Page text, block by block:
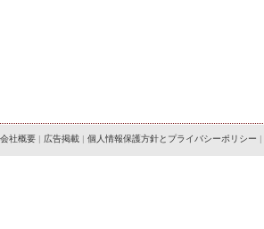
会社概要 | 広告掲載 | 個人情報保護方針とプライバシーポリシー |